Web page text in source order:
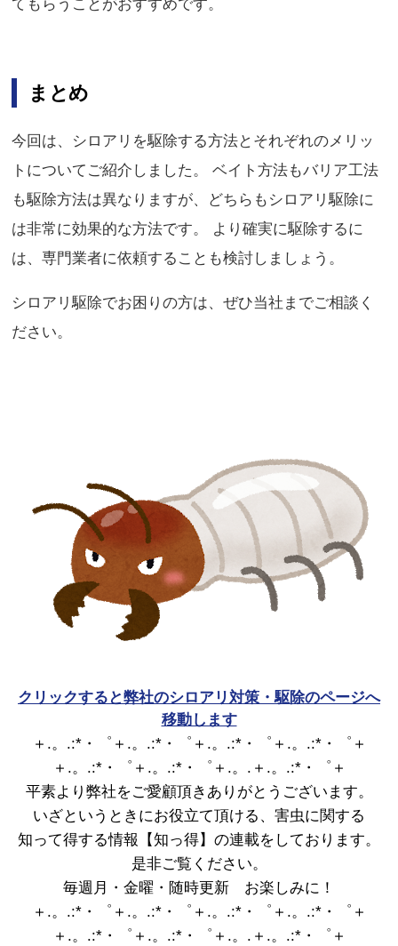
てもらうことがおすすめです。
まとめ
今回は、シロアリを駆除する方法とそれぞれのメリッ
トについてご紹介しました。 ベイト方法もバリア工法
も駆除方法は異なりますが、どちらもシロアリ駆除に
は非常に効果的な方法です。 より確実に駆除するに
は、専門業者に依頼することも検討しましょう。
シロアリ駆除でお困りの方は、ぜひ当社までご相談く
ださい。
クリックすると弊社のシロアリ対策・駆除のページへ
移動します
＋.。.:*・゜＋.。.:*・゜＋.。.:*・゜＋.。.:*・゜＋
＋.。.:*・゜＋.。.:*・゜＋.。.＋.。.:*・゜＋
平素より弊社をご愛顧頂きありがとうございます。
いざというときにお役立て頂ける、害虫に関する
知って得する情報【知っ得】の連載をしております。
是非ご覧ください。
毎週月・金曜・随時更新 お楽しみに！
＋.。.:*・゜＋.。.:*・゜＋.。.:*・゜＋.。.:*・゜＋
＋.。.:*・゜＋.。.:*・゜＋.。.＋.。.:*・゜＋